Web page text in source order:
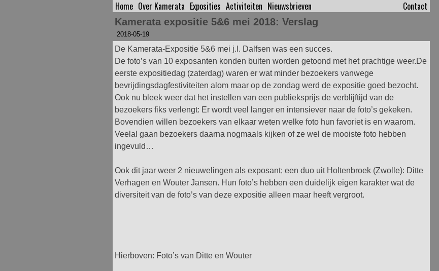
Spring
naar
inhoud
Home Over Kamerata Exposities Activiteiten Nieuwsbrieven Contact
Kamerata expositie 5&6 mei 2018: Verslag
2018-05-19
De Kamerata-Expositie 5&6 mei j.l. Dalfsen was een succes.
De foto’s van 10 exposanten konden buiten worden getoond met het prachtige weer.De
eerste expositiedag (zaterdag) waren er wat minder bezoekers vanwege
bevrijdingsdagfestiviteiten alom maar op de zondag werd de expositie goed bezocht.
Ook nu bleek weer dat het instellen van een publieksprijs de verblijftijd van de
bezoekers fiks verlengt: Er wordt veel langer en intensiever naar de foto’s gekeken.
Bovendien willen bezoekers van elkaar weten welke foto hun favoriet is en waarom.
Veelal gaan bezoekers daarna nogmaals kijken of ze wel de mooiste foto hebben
ingevuld…
Ook dit jaar weer 2 nieuwelingen als exposant; een duo uit Holtenbroek (Zwolle): Ditte
Verhagen en Wouter Jansen. Hun foto’s hebben een duidelijk eigen karakter wat de
diversiteit van de foto’s van deze expositie alleen maar heeft vergroot.
Hierboven: Foto’s van Ditte en Wouter